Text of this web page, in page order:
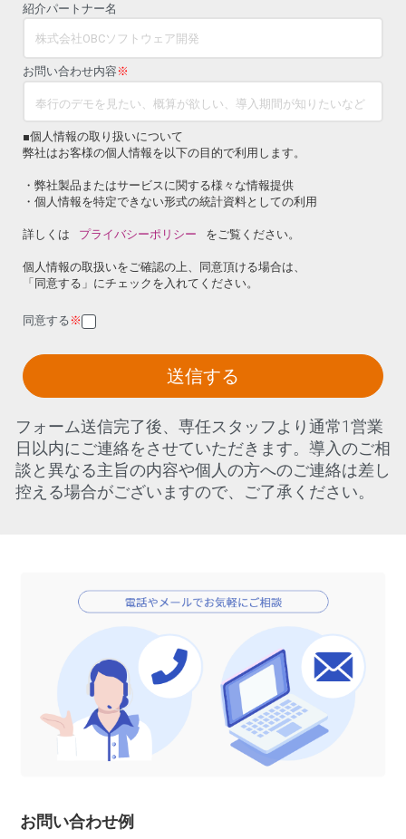
紹介パートナー名
お問い合わせ内容 ※
■個人情報の取り扱いについて
弊社はお客様の個人情報を以下の目的で利用します。
・弊社製品またはサービスに関する様々な情報提供
・個人情報を特定できない形式の統計資料としての利用
詳しくは プライバシーポリシー をご覧ください。
個人情報の取扱いをご確認の上、同意頂ける場合は、
「同意する」にチェックを入れてください。
同意する ※
送信する
フォーム送信完了後、専任スタッフより通常1営業
日以内にご連絡をさせていただきます。導入のご相
談と異なる主旨の内容や個人の方へのご連絡は差し
控える場合がございますので、ご了承ください。
お問い合わせ例